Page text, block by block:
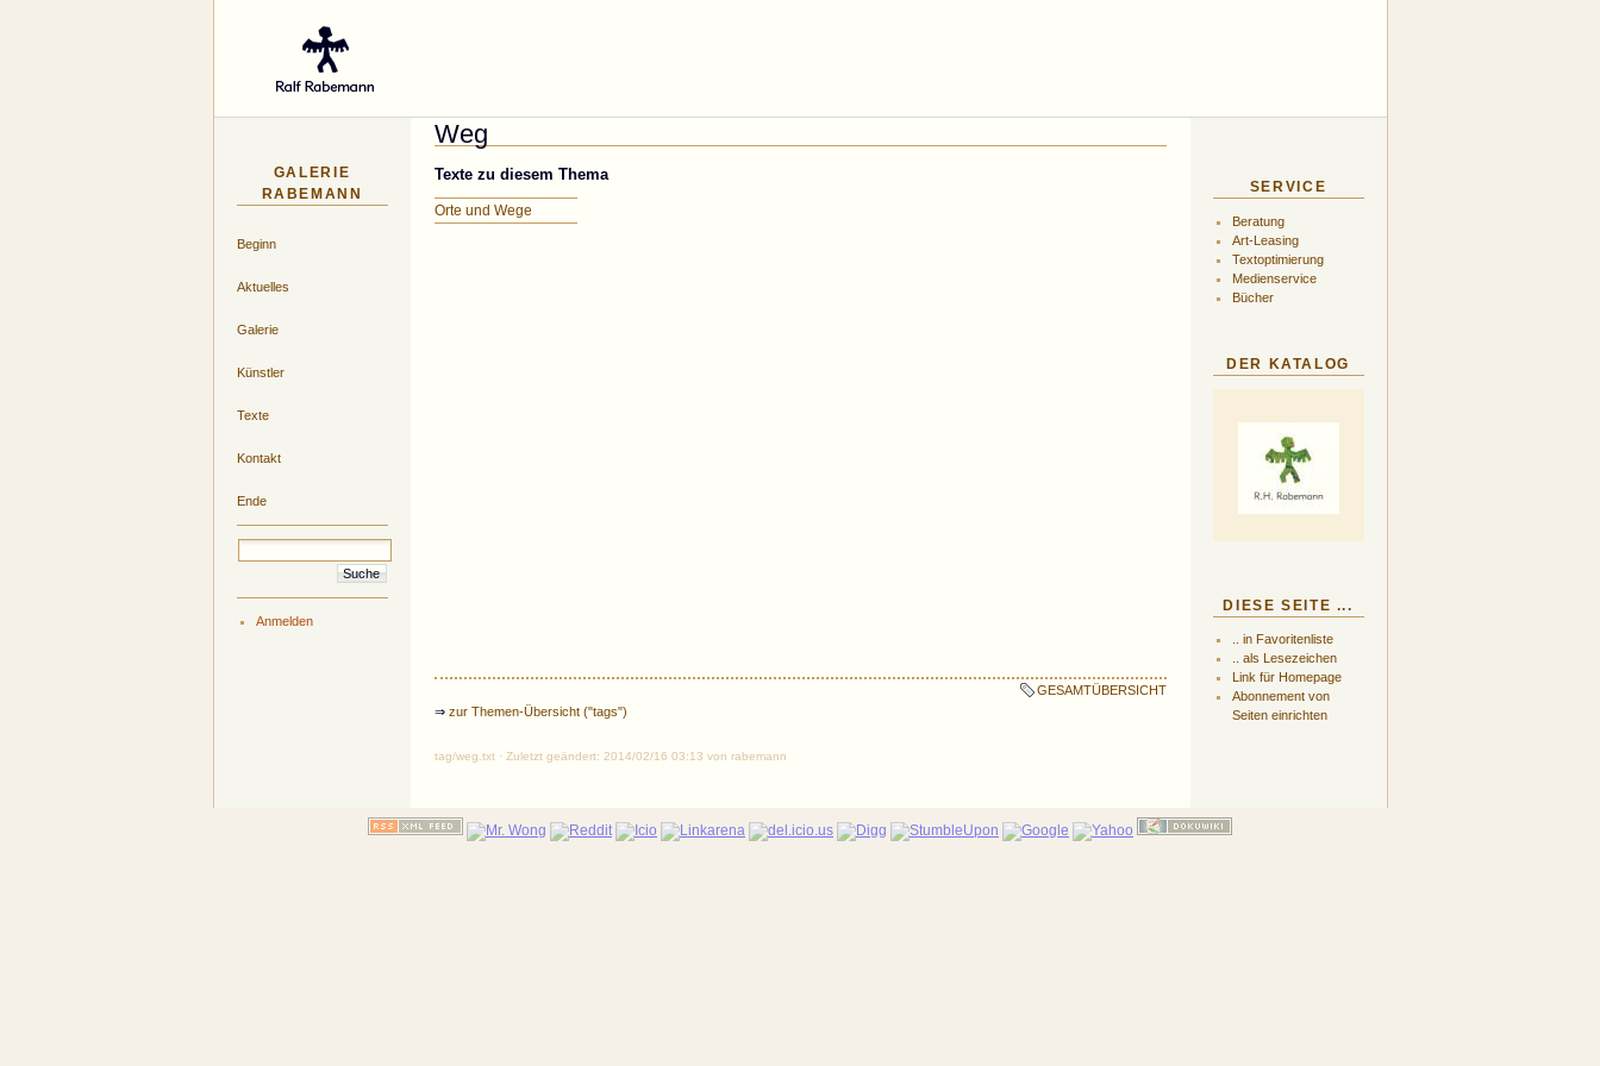
GALERIE
RABEMANN
Beginn
Aktuelles
Galerie
Künstler
Texte
Kontakt
Ende
Anmelden
Weg
Texte zu diesem Thema
Orte und Wege
GESAMTÜBERSICHT
⇒ zur Themen-Übersicht ("tags")
tag/weg.txt · Zuletzt geändert: 2014/02/16 03:13 von rabemann
SERVICE
Beratung
Art-Leasing
Textoptimierung
Medienservice
Bücher
DER KATALOG
DIESE SEITE ...
.. in Favoritenliste
.. als Lesezeichen
Link für Homepage
Abonnement von
Seiten einrichten